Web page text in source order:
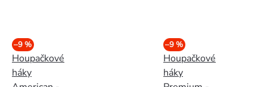
–9 %
Houpačkové
háky
–9 %
Houpačkové
háky